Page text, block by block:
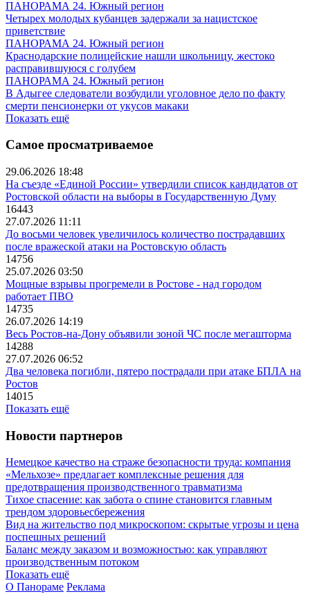
ПАНОРАМА 24. Южный регион
Четырех молодых кубанцев задержали за нацистское
приветствие
ПАНОРАМА 24. Южный регион
Краснодарские полицейские нашли школьницу, жестоко
расправившуюся с голубем
ПАНОРАМА 24. Южный регион
В Адыгее следователи возбудили уголовное дело по факту
смерти пенсионерки от укусов макаки
Показать ещё
Самое просматриваемое
29.06.2026 18:48
На съезде «Единой России» утвердили список кандидатов от
Ростовской области на выборы в Государственную Думу
16443
27.07.2026 11:11
До восьми человек увеличилось количество пострадавших
после вражеской атаки на Ростовскую область
14756
25.07.2026 03:50
Мощные взрывы прогремели в Ростове - над городом
работает ПВО
14735
26.07.2026 14:19
Весь Ростов-на-Дону объявили зоной ЧС после мегашторма
14288
27.07.2026 06:52
Два человека погибли, пятеро пострадали при атаке БПЛА на
Ростов
14015
Показать ещё
Новости партнеров
Немецкое качество на страже безопасности труда: компания
«Мельхозе» предлагает комплексные решения для
предотвращения производственного травматизма
Тихое спасение: как забота о спине становится главным
трендом здоровьесбережения
Вид на жительство под микроскопом: скрытые угрозы и цена
поспешных решений
Баланс между заказом и возможностью: как управляют
производственным потоком
Показать ещё
О Панораме Реклама